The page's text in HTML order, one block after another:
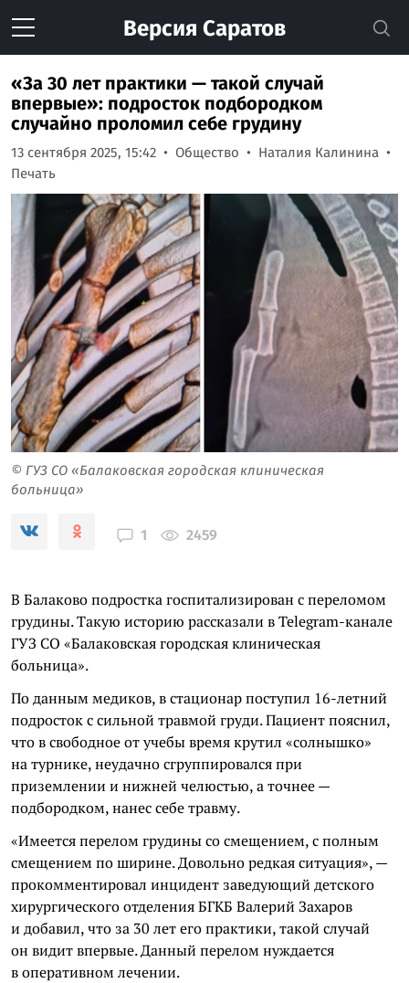
Версия Саратов
«За 30 лет практики — такой случай
впервые»: подросток подбородком
случайно проломил себе грудину
13 сентября 2025, 15:42 Общество
Наталия Калинина
Печать
© ГУЗ СО «Балаковская городская клиническая
больница»
1 2459
В Балаково подростка госпитализирован с переломом
грудины. Такую историю рассказали в Telegram-канале
ГУЗ СО «Балаковская городская клиническая
больница».
По данным медиков, в стационар поступил 16-летний
подросток с сильной травмой груди. Пациент пояснил,
что в свободное от учебы время крутил «солнышко»
на турнике, неудачно сгруппировался при
приземлении и нижней челюстью, а точнее —
подбородком, нанес себе травму.
«Имеется перелом грудины со смещением, с полным
смещением по ширине. Довольно редкая ситуация», —
прокомментировал инцидент заведующий детского
хирургического отделения БГКБ Валерий Захаров
и добавил, что за 30 лет его практики, такой случай
он видит впервые. Данный перелом нуждается
в оперативном лечении.